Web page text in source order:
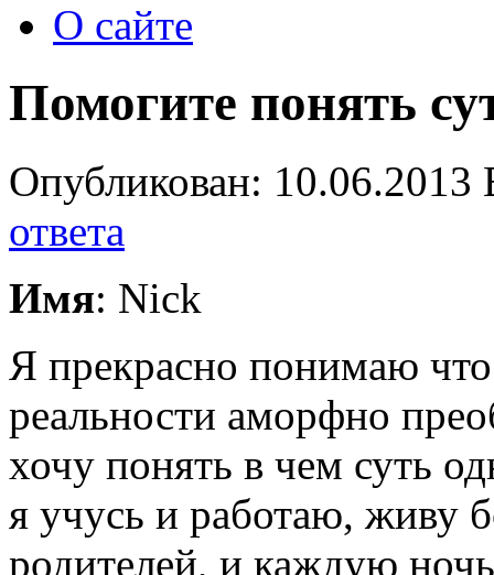
О сайте
Помогите понять
Опубликован:
ответа
Имя: Nick
Я прекрасно понимаю
реальности аморфно
хочу понять в чем суть
я учусь и работаю, живу
родителей, и каждую